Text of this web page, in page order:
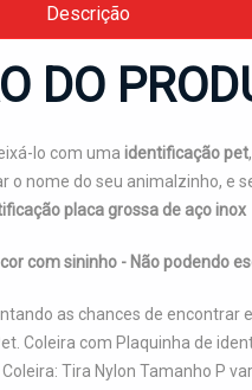
Descrição
DO
lo com uma identificação pet
o nome do seu animalzinho, e
placa grossa de aço
com sininho - Não podendo
as chances de encontrar
Coleira com Plaquinha de
Tira Nylon Tamanho P